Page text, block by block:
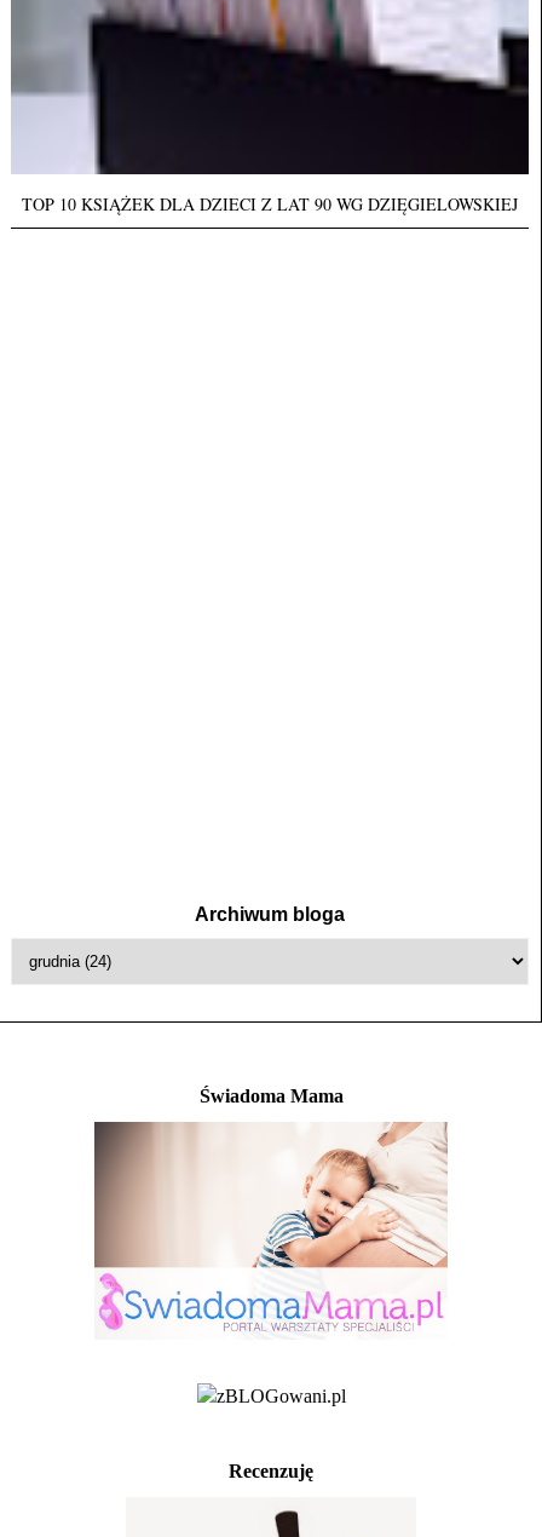
TOP 10 KSIĄŻEK DLA DZIECI Z LAT 90 WG DZIĘGIELOWSKIEJ
Archiwum bloga
Świadoma Mama
Recenzuję